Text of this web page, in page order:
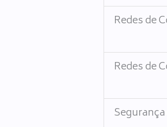
Redes de
Redes de